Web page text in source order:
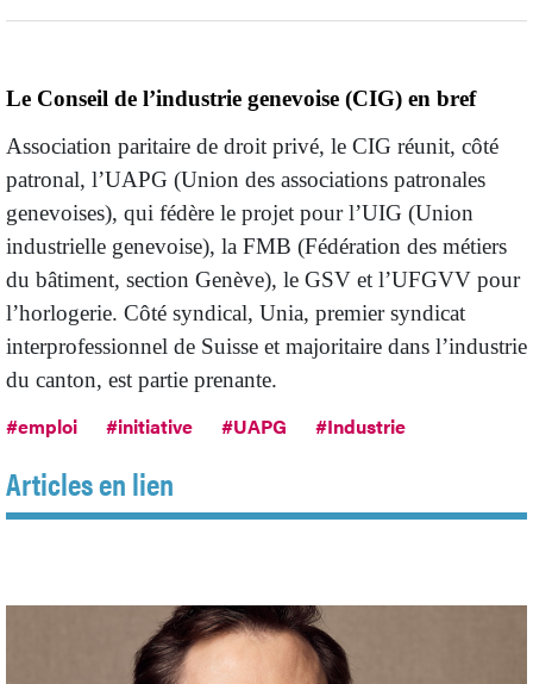
Le Conseil de l’industrie genevoise (CIG) en bref
Association paritaire de droit privé, le CIG réunit, côté
patronal, l’UAPG (Union des associations patronales
genevoises), qui fédère le projet pour l’UIG (Union
industrielle genevoise), la FMB (Fédération des métiers
du bâtiment, section Genève), le GSV et l’UFGVV pour
l’horlogerie. Côté syndical, Unia, premier syndicat
interprofessionnel de Suisse et majoritaire dans l’industrie
du canton, est partie prenante.
#emploi #initiative #UAPG #Industrie
Articles en lien